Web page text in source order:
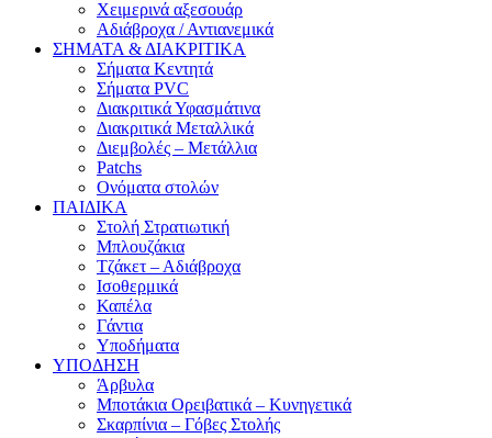
Χειμερινά αξεσουάρ
Αδιάβροχα / Αντιανεμικά
ΣΗΜΑΤΑ & ΔΙΑΚΡΙΤΙΚΑ
Σήματα Κεντητά
Σήματα PVC
Διακριτικά Υφασμάτινα
Διακριτικά Μεταλλικά
Διεμβολές – Μετάλλια
Patchs
Ονόματα στολών
ΠΑΙΔΙΚΑ
Στολή Στρατιωτική
Μπλουζάκια
Τζάκετ – Αδιάβροχα
Ισοθερμικά
Καπέλα
Γάντια
Υποδήματα
ΥΠΟΔΗΣΗ
Άρβυλα
Μποτάκια Ορειβατικά – Κυνηγετικά
Σκαρπίνια – Γόβες Στολής